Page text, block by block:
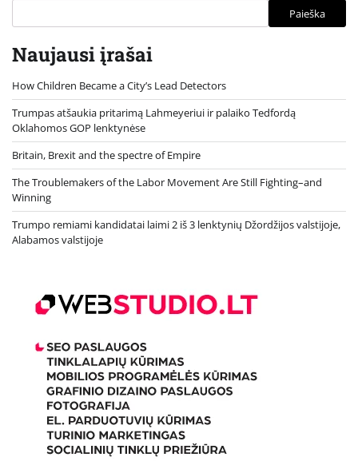
Paieška
Naujausi įrašai
How Children Became a City’s Lead Detectors
Trumpas atšaukia pritarimą Lahmeyeriui ir palaiko Tedfordą
Oklahomos GOP lenktynėse
Britain, Brexit and the spectre of Empire
The Troublemakers of the Labor Movement Are Still Fighting–and
Winning
Trumpo remiami kandidatai laimi 2 iš 3 lenktynių Džordžijos valstijoje,
Alabamos valstijoje